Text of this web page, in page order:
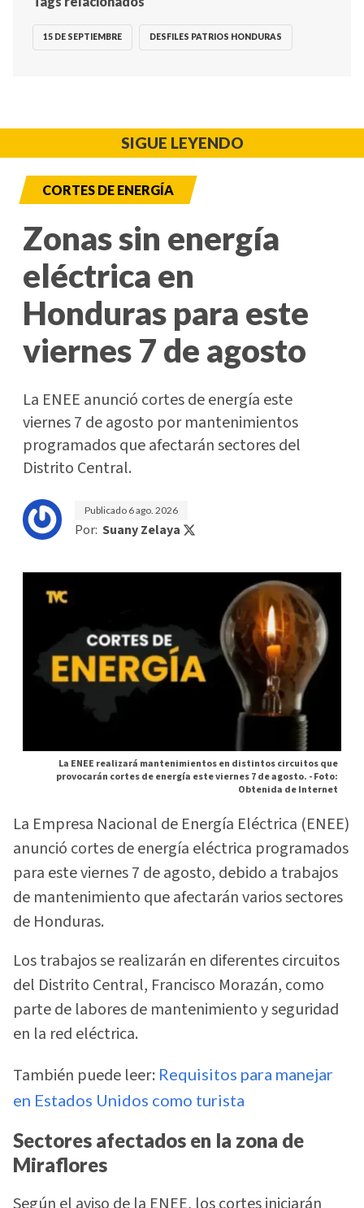
15 DE SEPTIEMBRE DESFILES PATRIOS HONDURAS
SIGUE LEYENDO
CORTES DE ENERGÍA
Zonas sin energía
eléctrica en
Honduras para este
viernes 7 de agosto
La ENEE anunció cortes de energía este
viernes 7 de agosto por mantenimientos
programados que afectarán sectores del
Distrito Central.
Publicado 6 ago. 2026
Por: Suany Zelaya
La ENEE realizará mantenimientos en distintos circuitos que
provocarán cortes de energía este viernes 7 de agosto. -Foto:
Obtenida de Internet
La Empresa Nacional de Energía Eléctrica (ENEE)
anunció cortes de energía eléctrica programados
para este viernes 7 de agosto, debido a trabajos
de mantenimiento que afectarán varios sectores
de Honduras.
Los trabajos se realizarán en diferentes circuitos
del Distrito Central, Francisco Morazán, como
parte de labores de mantenimiento y seguridad
en la red eléctrica.
También puede leer: Requisitos para manejar
en Estados Unidos como turista
Sectores afectados en la zona de
Miraflores